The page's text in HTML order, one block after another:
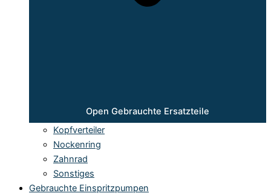
Open Gebrauchte Ersatzteile
Kopfverteiler
Nockenring
Zahnrad
Sonstiges
Gebrauchte Einspritzpumpen